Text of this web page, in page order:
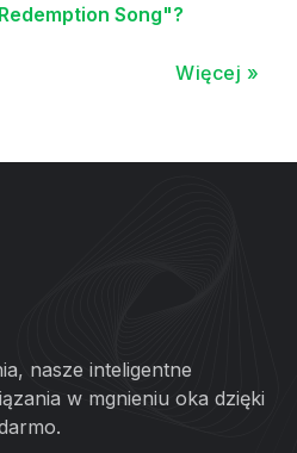
Song"?
Więcej »
nasze inteligentne
w mgnieniu oka dzięki